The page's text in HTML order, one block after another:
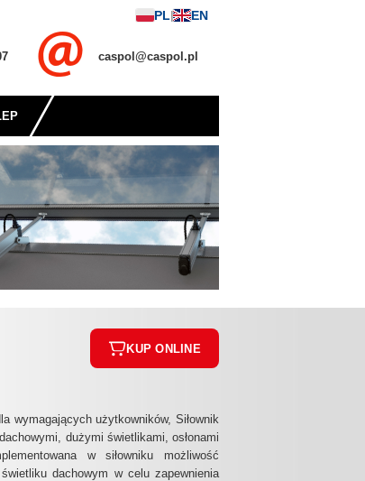
PL EN
caspol@caspol.pl
KUP ONLINE
wymagających użytkowników, Siłownik
dużymi świetlikami, osłonami
w siłowniku możliwość
dachowym w celu zapewnienia